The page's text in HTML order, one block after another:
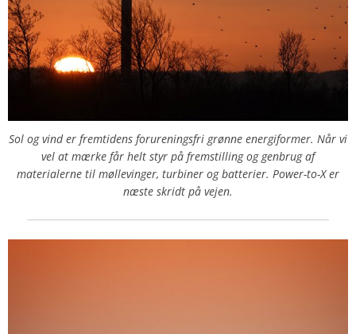
Sol og vind er fremtidens forureningsfri grønne energiformer. Når vi
vel at mærke får helt styr på fremstilling og genbrug af
materialerne til møllevinger, turbiner og batterier. Power-to-X er
næste skridt på vejen.